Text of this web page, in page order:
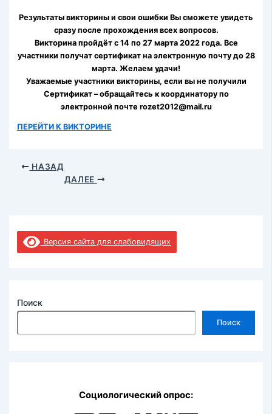
Результаты викторины и свои ошибки Вы сможете увидеть
сразу после прохождения всех вопросов.
Викторина пройдёт с 14 по 27 марта 2022 года. Все
участники получат сертификат на электронную почту до 28
марта. Желаем удачи!
Уважаемые участники викторины, если вы не получили
Сертификат – обращайтесь к координатору по
электронной почте rozet2012@mail.ru
ПЕРЕЙТИ К ВИКТОРИНЕ
НАЗАД
ДАЛЕЕ
Версия сайта для слабовидящих
Поиск
Поиск
Социологический опрос: